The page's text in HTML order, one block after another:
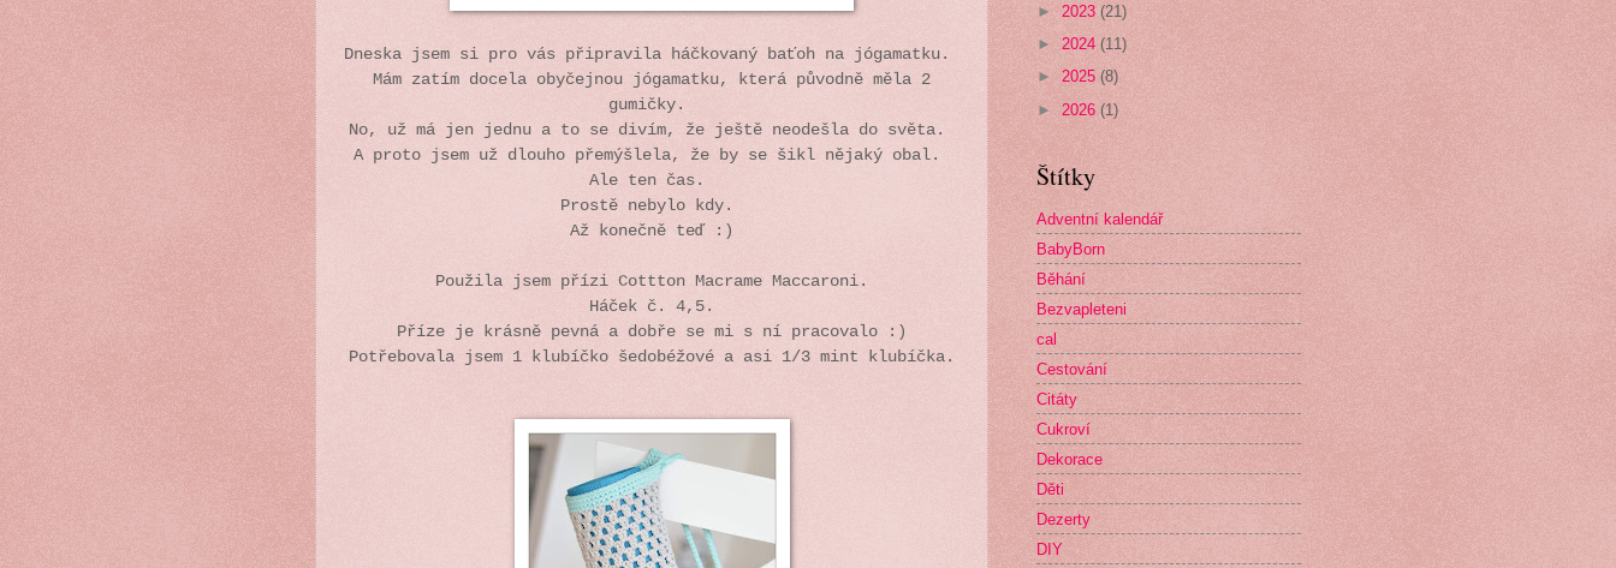
Dneska jsem si pro vás připravila háčkovaný baťoh na jógamatku.
Mám zatím docela obyčejnou jógamatku, která původně měla 2
gumičky.
No, už má jen jednu a to se divím, že ještě neodešla do světa.
A proto jsem už dlouho přemýšlela, že by se šikl nějaký obal.
Ale ten čas.
Prostě nebylo kdy.
Až konečně teď :)
Použila jsem přízi Cottton Macrame Maccaroni.
Háček č. 4,5.
Příze je krásně pevná a dobře se mi s ní pracovalo :)
Potřebovala jsem 1 klubíčko šedobéžové a asi 1/3 mint klubíčka.
► 2023 (21)
► 2024 (11)
► 2025 (8)
► 2026 (1)
Štítky
Adventní kalendář
BabyBorn
Běhání
Bezvapleteni
cal
Cestování
Citáty
Cukroví
Dekorace
Děti
Dezerty
DIY